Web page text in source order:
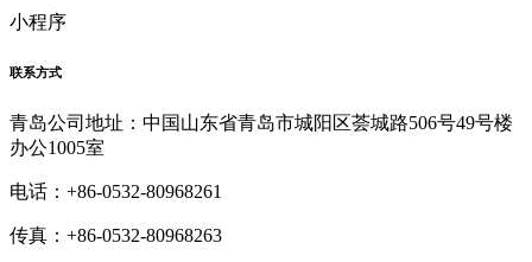
小程序
联系方式
青岛公司地址：中国山东省青岛市城阳区荟城路506号49号楼
办公1005室
电话：+86-0532-80968261
传真：+86-0532-80968263